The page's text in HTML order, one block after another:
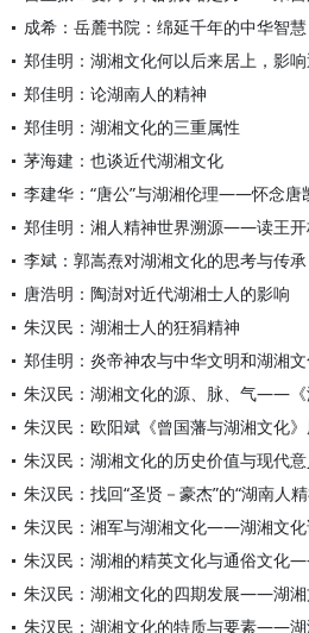
成希：岳麓书院：绵延千年的中华智慧
郑佳明：湖湘文化何以后来居上，影
郑佳明：论湖南人的精神
郑佳明：湖湘文化的三重属性
茅海建：也谈近代湖湘文化
李建华：“唐公”与湖湘伦理——怀念唐
郑佳明：湘人精神世界溯源——读王开
李斌：郭嵩焘对湖湘文化的思考与传承
唐浩明：陶澍对近代湖湘士人的影响
朱汉民：湖湘士人的狂狷精神
郑佳明：炎帝神农与中华文明和湖湘
朱汉民：欧阳斌《曾国藩与湖湘文化
朱汉民：找回“圣贤－豪杰”的“湖南人
朱汉民：湘军与湖湘文化——湖湘文化
朱汉民：湖湘的精英文化与通俗文化
朱汉民：湖湘文化的四期发展——湖湘
朱汉民：湖湘文化的特质与要素——湖